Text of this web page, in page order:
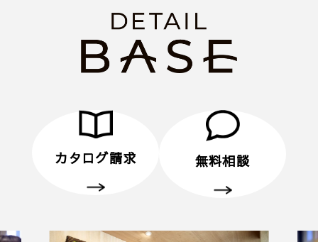
■ その他、プレゼントに関する注意事項
・初めてディテールホームグループにご来場いただ
く方のみ対象とさせていだきます。
・プレゼントは、1名様（1家族様）1回限りとさせ
・未成年者様のみのご来場は対象外とさせていただ
カタログ請求 無料相談